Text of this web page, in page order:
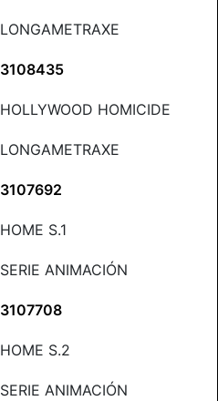
LONGAMETRAXE
3108435
HOLLYWOOD HOMICIDE
LONGAMETRAXE
3107692
HOME S.1
SERIE ANIMACIÓN
3107708
HOME S.2
SERIE ANIMACIÓN